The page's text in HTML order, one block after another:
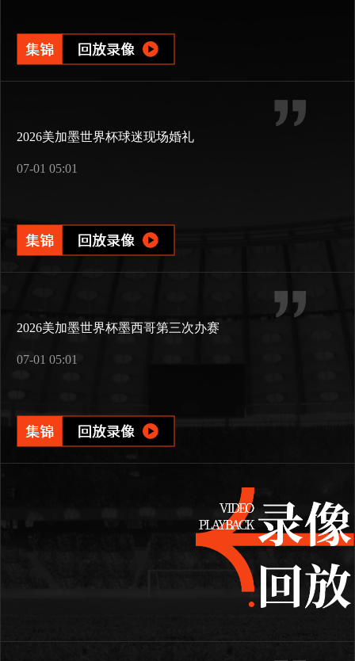
2026美加墨世界杯球迷现场婚礼
07-01 05:01
2026美加墨世界杯墨西哥第三次办赛
07-01 05:01